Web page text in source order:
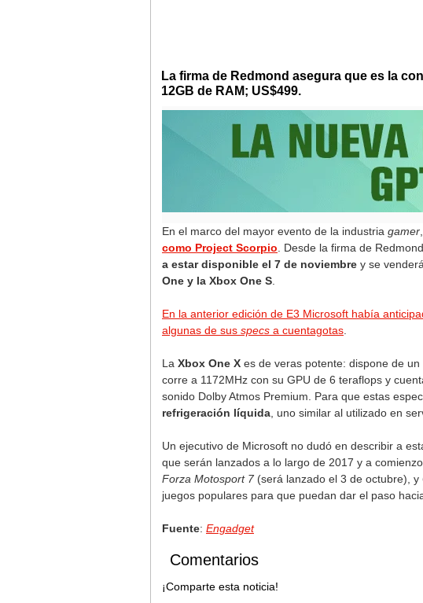
La firma de Redmond asegura que es la
12GB de RAM; US$499.
En el marco del mayor evento de la industria gamer
como Project Scorpio . Desde la firma de
a estar disponible el 7 de noviembre y se
One y la Xbox One S
En la anterior edición de E3 Microsoft había
algunas de sus specs a cuentagotas
La Xbox One X es de veras potente: dispone de
corre a 1172MHz con su GPU de 6 teraflops y
sonido Dolby Atmos Premium. Para que estas
refrigeración líquida , uno similar al utilizado en
Un ejecutivo de Microsoft no dudó en describir a
que serán lanzados a lo largo de 2017 y a
Forza Motosport 7(será lanzado el 3 de octubre), y
juegos populares para que puedan dar el paso
Fuente: Engadget
Comentarios
¡Comparte esta noticia!